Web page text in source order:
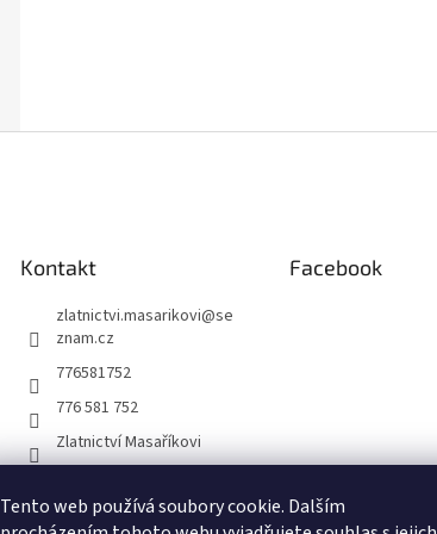
Tento web používá soubory cookie. Dalším
Kontakt
zlatnictvi.masarikovi@se
znam.cz
776581752
776 581 752
Zlatnictví Masaříkovi
Facebook
Formuláře